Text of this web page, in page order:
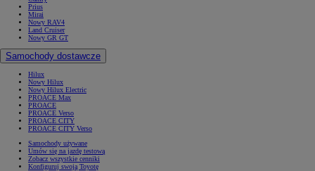
Prius
Mirai
Nowy RAV4
Land Cruiser
Nowy GR GT
Samochody dostawcze
Hilux
Nowy Hilux
Nowy Hilux Electric
PROACE Max
PROACE
PROACE Verso
PROACE CITY
PROACE CITY Verso
Samochody używane
Umów się na jazdę testową
Zobacz wszystkie cenniki
Konfiguruj swoją Toyotę